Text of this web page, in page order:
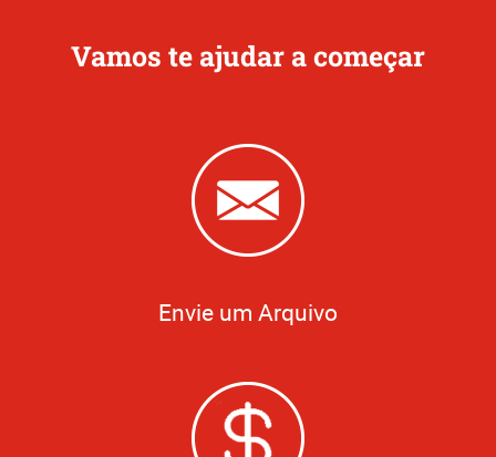
Vamos te ajudar a começar
Envie um Arquivo